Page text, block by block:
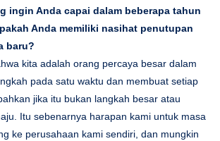
ingin Anda capai dalam beberapa tahun
Anda memiliki nasihat penutupan
baru?
kita adalah orang percaya besar dalam
pada satu waktu dan membuat setiap
jika itu bukan langkah besar atau
Itu sebenarnya harapan kami untuk masa
ke perusahaan kami sendiri, dan mungkin